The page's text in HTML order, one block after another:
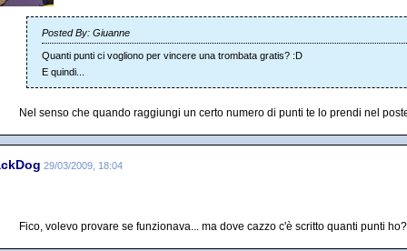
Posted By: Giuanne
Quanti punti ci vogliono per vincere una trombata gratis? :D
E quindi...
Nel senso che quando raggiungi un certo numero di punti te lo prendi nel
29/03/2009, 18:04
Fico, volevo provare se funzionava... ma dove cazzo c'è scritto quanti punti ho?